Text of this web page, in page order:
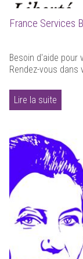
France Services
Besoin d'aide pour
Rendez-vous dans
Lire la suite